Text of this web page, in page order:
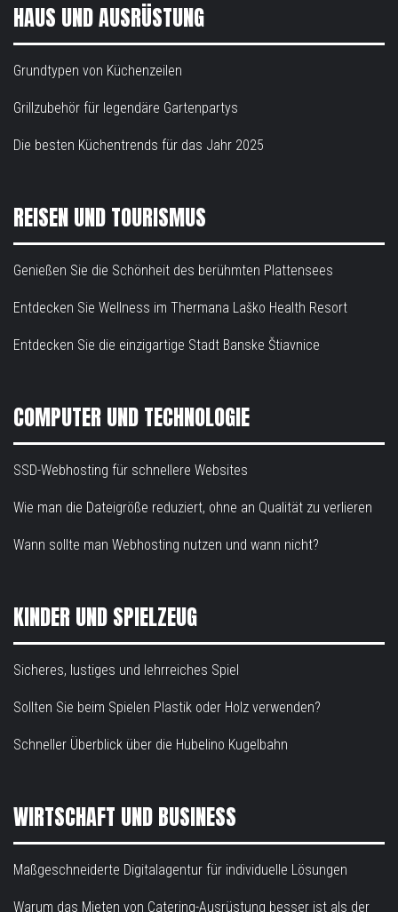
HAUS UND AUSRÜSTUNG
Grundtypen von Küchenzeilen
Grillzubehör für legendäre Gartenpartys
Die besten Küchentrends für das Jahr 2025
REISEN UND TOURISMUS
Genießen Sie die Schönheit des berühmten Plattensees
Entdecken Sie Wellness im Thermana Laško Health Resort
Entdecken Sie die einzigartige Stadt Banske Štiavnice
COMPUTER UND TECHNOLOGIE
SSD-Webhosting für schnellere Websites
Wie man die Dateigröße reduziert, ohne an Qualität zu verlieren
Wann sollte man Webhosting nutzen und wann nicht?
KINDER UND SPIELZEUG
Sicheres, lustiges und lehrreiches Spiel
Sollten Sie beim Spielen Plastik oder Holz verwenden?
Schneller Überblick über die Hubelino Kugelbahn
WIRTSCHAFT UND BUSINESS
Maßgeschneiderte Digitalagentur für individuelle Lösungen
Warum das Mieten von Catering-Ausrüstung besser ist als der